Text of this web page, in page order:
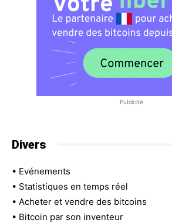
Publicité
Divers
• Evénements
• Statistiques en temps réel
• Acheter et vendre des bitcoins
• Bitcoin par son inventeur